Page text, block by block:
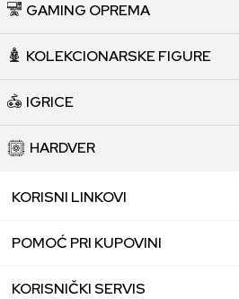
GAMING OPREMA
KOLEKCIONARSKE FIGURE
IGRICE
HARDVER
KORISNI LINKOVI
POMOĆ PRI KUPOVINI
KORISNIČKI SERVIS